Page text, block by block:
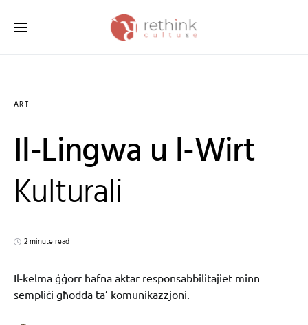
ART
Il-Lingwa u l-Wirt
Kulturali
2 minute read
Il-kelma ġġorr ħafna aktar responsabbilitajiet minn
sempliċi għodda ta’ komunikazzjoni.